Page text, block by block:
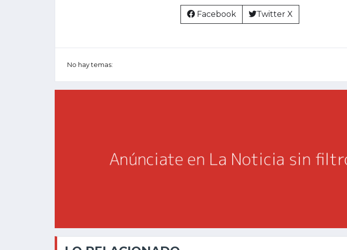
Facebook Twitter X
No hay temas: